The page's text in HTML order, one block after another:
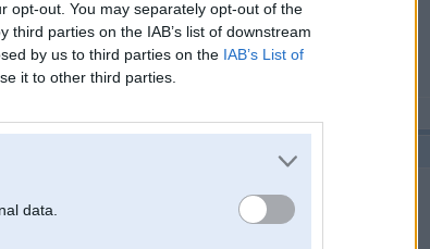
opt-out. You may separately opt-out of the
parties on the IAB’s list of downstream
by us to third parties on the IAB’s List of
it to other third parties.
data.